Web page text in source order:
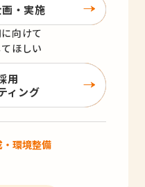
・実施
向けて
ほしい
用
ィング
環境整備